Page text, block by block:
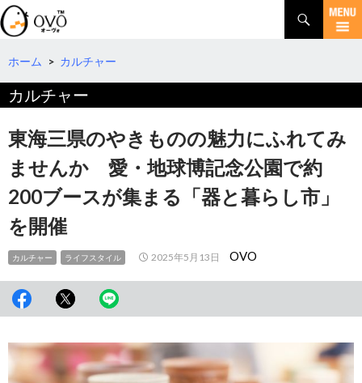
検
索
コ
テ
ツ
へ
移
動
ホーム > カルチャー
カルチャー
東海三県のやきものの魅力にふれてみ
ませんか 愛・地球博記念公園で約
200ブースが集まる「器と暮らし市」
を開催
カルチャー ライフスタイル 2025年5月13日 OVO